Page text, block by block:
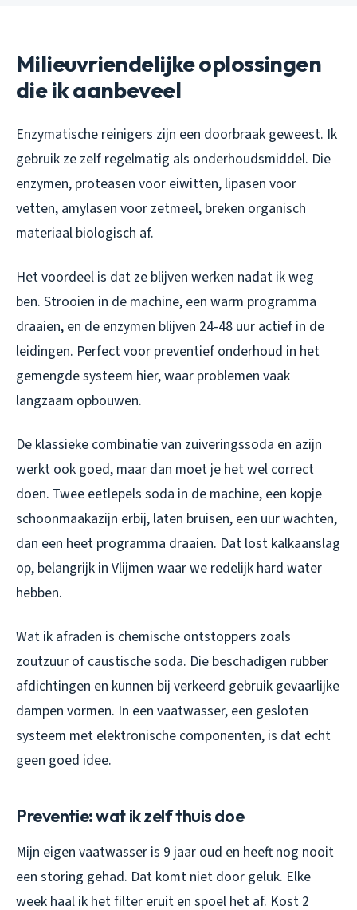
Milieuvriendelijke oplossingen
die ik aanbeveel
Enzymatische reinigers zijn een doorbraak geweest. Ik
gebruik ze zelf regelmatig als onderhoudsmiddel. Die
enzymen, proteasen voor eiwitten, lipasen voor
vetten, amylasen voor zetmeel, breken organisch
materiaal biologisch af.
Het voordeel is dat ze blijven werken nadat ik weg
ben. Strooien in de machine, een warm programma
draaien, en de enzymen blijven 24-48 uur actief in de
leidingen. Perfect voor preventief onderhoud in het
gemengde systeem hier, waar problemen vaak
langzaam opbouwen.
De klassieke combinatie van zuiveringssoda en azijn
werkt ook goed, maar dan moet je het wel correct
doen. Twee eetlepels soda in de machine, een kopje
schoonmaakazijn erbij, laten bruisen, een uur wachten,
dan een heet programma draaien. Dat lost kalkaanslag
op, belangrijk in Vlijmen waar we redelijk hard water
hebben.
Wat ik afraden is chemische ontstoppers zoals
zoutzuur of caustische soda. Die beschadigen rubber
afdichtingen en kunnen bij verkeerd gebruik gevaarlijke
dampen vormen. In een vaatwasser, een gesloten
systeem met elektronische componenten, is dat echt
geen goed idee.
Preventie: wat ik zelf thuis doe
Mijn eigen vaatwasser is 9 jaar oud en heeft nog nooit
een storing gehad. Dat komt niet door geluk. Elke
week haal ik het filter eruit en spoel het af. Kost 2